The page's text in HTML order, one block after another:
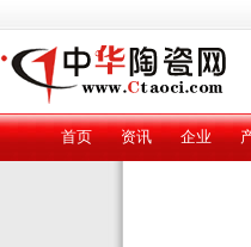
首页 资讯 企业